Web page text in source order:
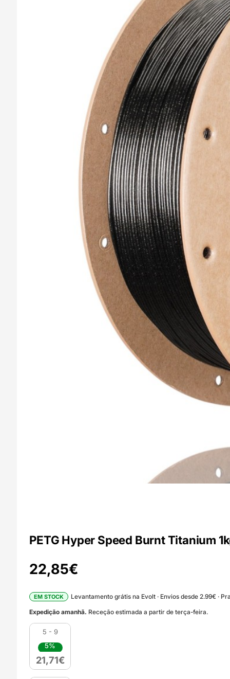
PETG Hyper Speed Burnt Titanium
22,85€
EM STOCK
Levantamento grátis na Evolt · Envios desde 2.99€ ·
Expedição amanhã. Receção estimada a partir de terça-feira.
5 - 9
5%
21,71€